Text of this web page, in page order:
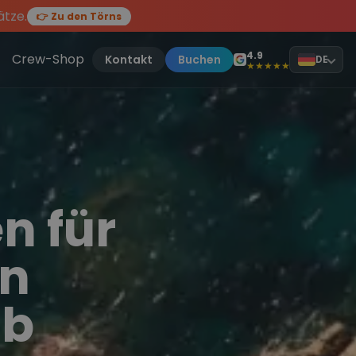
👉 Zu den Törns
Törn!
des Jahres, sei dabei.
Crew-Shop Kontakt Buchen 4.9
★★★★★ DE
für